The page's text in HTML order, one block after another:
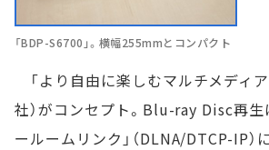
「BDP-S6700」。横幅255mmとコンパクト
「より自由に楽しむマルチメディア
社）がコンセプト。Blu-ray Disc再生
ールームリンク」（DLNA/DTCP-IP）